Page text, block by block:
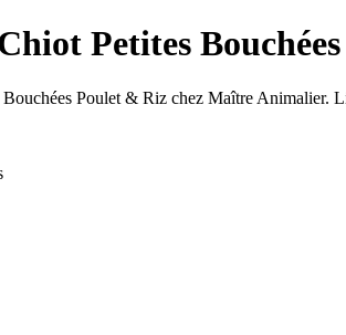
Petites
Poulet & Riz chez Maître Animalier.